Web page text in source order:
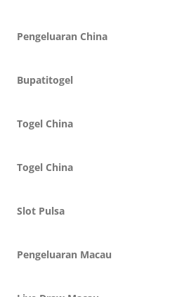
Pengeluaran China
Bupatitogel
Togel China
Togel China
Slot Pulsa
Pengeluaran Macau